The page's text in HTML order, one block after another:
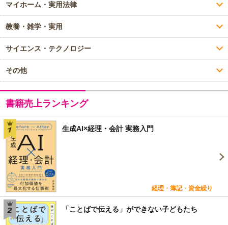
マイホーム・実用法律
教養・雑学・実用
サイエンス・テクノロジー
その他
書籍売上ランキング
生成AI×経理・会計 実務入門
経理・簿記・資金繰り
「ことばで伝える」ができない子どもたち